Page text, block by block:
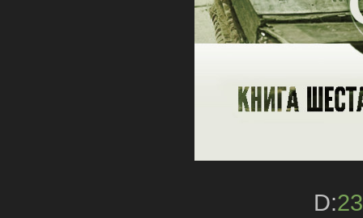
D: